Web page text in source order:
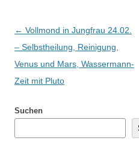
Beitragsnavigation
← Vollmond in Jungfrau 24.02.
– Selbstheilung, Reinigung,
Venus und Mars, Wassermann-
Zeit mit Pluto
Suchen